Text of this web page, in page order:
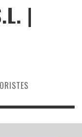
|